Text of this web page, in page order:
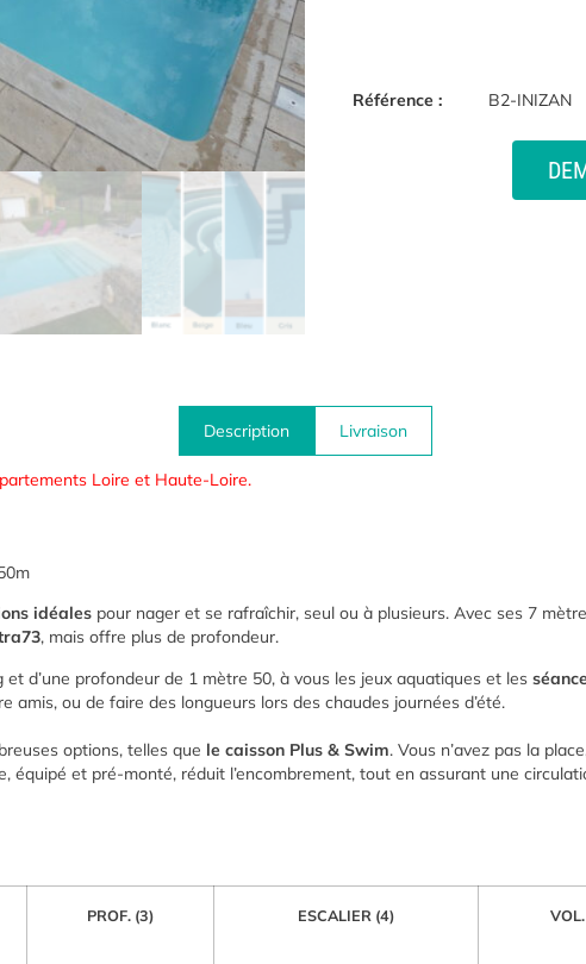
Référence : B2-INIZAN
Description Livraison
Loire et Haute-Loire.
idéales pour nager et se rafraîchir, seul ou à plusieurs. Avec ses 7
, mais offre plus de profondeur.
et d’une profondeur de 1 mètre 50, à vous les jeux aquatiques et les
amis, ou de faire des longueurs lors des chaudes journées d’été.
options, telles que le caisson Plus & Swim. Vous n’avez pas la
et pré-monté, réduit l’encombrement, tout en assurant une
PROF. (3) ESCALIER (4)